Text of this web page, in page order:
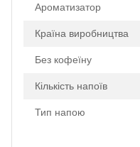
Ароматизатор
Країна виробництва
Без кофеїну
Кількість напоїв
Тип напою